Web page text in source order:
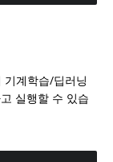
계학습/딥러닝
실행할 수 있습